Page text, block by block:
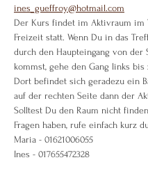
ines_gueffroy@hotmail.com
Der Kurs findet im Aktivraum im
Freizeit statt. Wenn Du in das
durch den Haupteingang von der
kommst, gehe den Gang links bis
Dort befindet sich geradezu ein
auf der rechten Seite dann der
Solltest Du den Raum nicht
Fragen haben, rufe einfach kurz
Maria - 01621006055
Ines - 017655472328